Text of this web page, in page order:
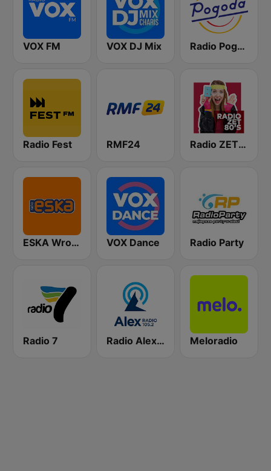
VOX FM VOX DJ Mix Radio Pogoda
Radio Fest RMF24 Radio ZET 80
ESKA Wrocław VOX Dance Radio Party
Radio 7 Radio Alex 105.2 FM Meloradio